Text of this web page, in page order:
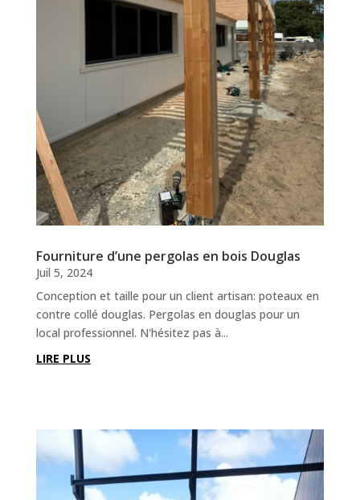
Fourniture d’une pergolas en bois Douglas
Juil 5, 2024
Conception et taille pour un client artisan: poteaux en
contre collé douglas. Pergolas en douglas pour un
local professionnel. N'hésitez pas à...
LIRE PLUS